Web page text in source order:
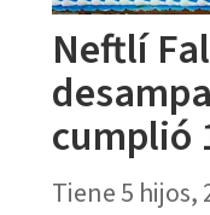
Neftlí
cumplió
Tiene 5 hijos,